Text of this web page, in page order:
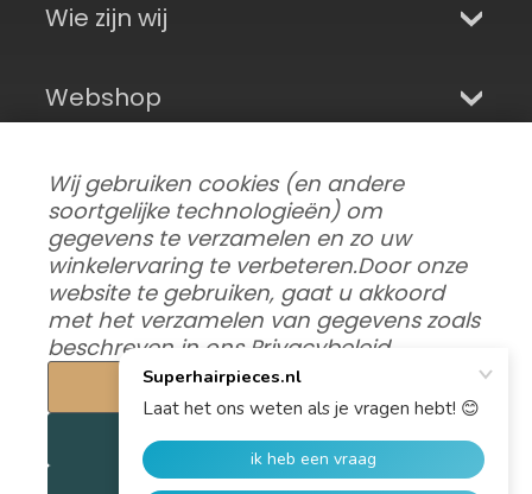
Wie zijn wij
Webshop
Aanmelden en sociale media
Gegevensvoorkeuren aanpassen |
Verzending, retouren en garantie | Privacy
Wij gebruiken cookies (en andere
soortgelijke technologieën) om
gegevens te verzamelen en zo uw
winkelervaring te verbeteren.Door onze
website te gebruiken, gaat u akkoord
met het verzamelen van gegevens zoals
beschreven in ons Privacybeleid.
Instellingen
Alles afwijzen